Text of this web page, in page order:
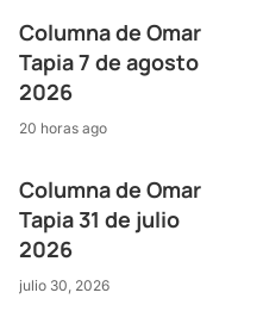
Columna de Omar
Tapia 7 de agosto
2026
20 horas ago
Columna de Omar
Tapia 31 de julio
2026
julio 30, 2026